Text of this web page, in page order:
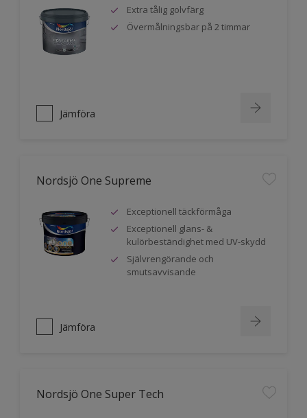
Extra tålig golvfärg
Övermålningsbar på 2 timmar
Jämföra
Nordsjö One Supreme
Exceptionell täckförmåga
Exceptionell glans- &
kulörbeständighet med UV-skydd
Självrengörande och
smutsavvisande
Jämföra
Nordsjö One Super Tech